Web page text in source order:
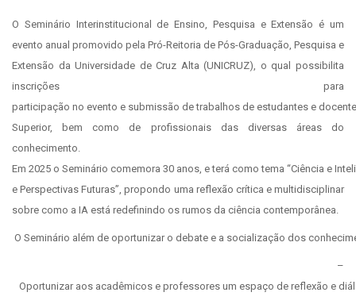
O Seminário Interinstitucional de Ensino, Pesquisa e Extensão é um
evento anual promovido pela Pró-Reitoria de Pós-Graduação, Pesquisa e
Extensão da Universidade de Cruz Alta (UNICRUZ), o qual possibilita
inscrições para
participação no evento e submissão de trabalhos de estudantes e
Superior, bem como de profissionais das diversas áreas do
conhecimento.
Em 2025 o Seminário comemora 30 anos, e terá como tema “Ciência e
e Perspectivas Futuras”, propondo uma reflexão crítica e multidisciplinar
sobre como a IA está redefinindo os rumos da ciência contemporânea.
O Seminário além de oportunizar o debate e a socialização dos
–
Oportunizar aos acadêmicos e professores um espaço de reflexão e